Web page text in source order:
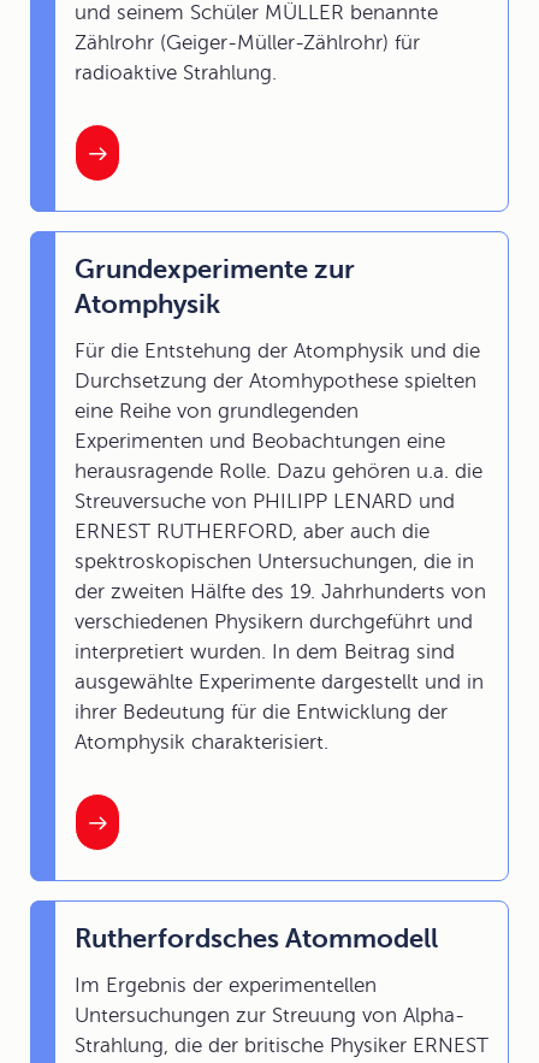
und seinem Schüler MÜLLER benannte
Zählrohr (Geiger-Müller-Zählrohr) für
radioaktive Strahlung.
Grundexperimente zur
Atomphysik
Für die Entstehung der Atomphysik und die
Durchsetzung der Atomhypothese spielten
eine Reihe von grundlegenden
Experimenten und Beobachtungen eine
herausragende Rolle. Dazu gehören u.a. die
Streuversuche von PHILIPP LENARD und
ERNEST RUTHERFORD, aber auch die
spektroskopischen Untersuchungen, die in
der zweiten Hälfte des 19. Jahrhunderts von
verschiedenen Physikern durchgeführt und
interpretiert wurden. In dem Beitrag sind
ausgewählte Experimente dargestellt und in
ihrer Bedeutung für die Entwicklung der
Atomphysik charakterisiert.
Rutherfordsches Atommodell
Im Ergebnis der experimentellen
Untersuchungen zur Streuung von Alpha-
Strahlung, die der britische Physiker ERNEST